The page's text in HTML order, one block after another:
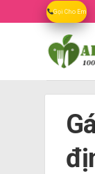
to
Gọi Cho Em